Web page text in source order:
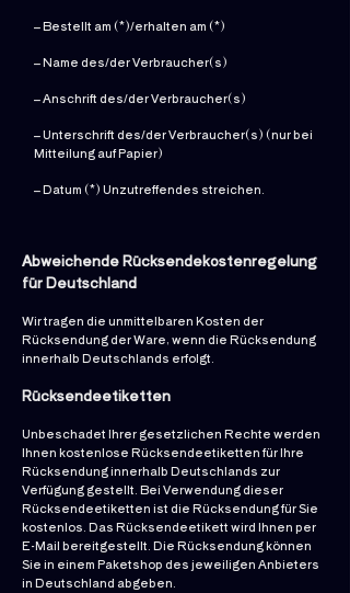
– Bestellt am (*)/erhalten am (*)
– Name des/der Verbraucher(s)
– Anschrift des/der Verbraucher(s)
– Unterschrift des/der Verbraucher(s) (nur bei
Mitteilung auf Papier)
– Datum (*) Unzutreffendes streichen.
Abweichende Rücksendekostenregelung
für Deutschland
Wir tragen die unmittelbaren Kosten der
Rücksendung der Ware, wenn die Rücksendung
innerhalb Deutschlands erfolgt.
Rücksendeetiketten
Unbeschadet Ihrer gesetzlichen Rechte werden
Ihnen kostenlose Rücksendeetiketten für Ihre
Rücksendung innerhalb Deutschlands zur
Verfügung gestellt. Bei Verwendung dieser
Rücksendeetiketten ist die Rücksendung für Sie
kostenlos. Das Rücksendeetikett wird Ihnen per
E-Mail bereitgestellt. Die Rücksendung können
Sie in einem Paketshop des jeweiligen Anbieters
in Deutschland abgeben.